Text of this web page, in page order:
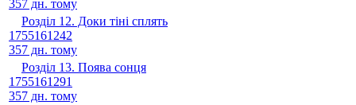
357 дн. тому
Розділ 12. Доки тіні сплять
1755161242
357 дн. тому
Розділ 13. Поява сонця
1755161291
357 дн. тому